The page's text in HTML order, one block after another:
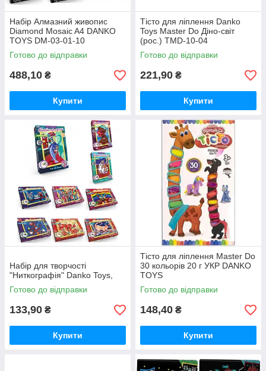
Набір Алмазний живопис
Diamond Mosaic A4 DANKO
TOYS DM-03-01-10
Готово до відправки
488,10 ₴
Купити
Тісто для ліплення Danko
Toys Master Do Діно-світ
(рос.) TMD-10-04
Готово до відправки
221,90 ₴
Купити
Набір для творчості
"Ниткографія" Danko Toys,
Готово до відправки
133,90 ₴
Купити
Тісто для ліплення Master Do
30 кольорів 20 г УКР DANKO
TOYS
Готово до відправки
148,40 ₴
Купити